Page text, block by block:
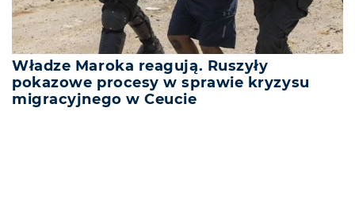
Władze Maroka reagują. Ruszyły
pokazowe procesy w sprawie kryzysu
migracyjnego w Ceucie